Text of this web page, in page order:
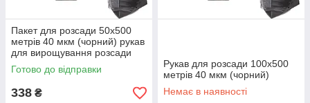
Пакет для розсади 50х500
метрів 40 мкм (чорний) рукав
для вирощування розсади
Готово до відправки
338 ₴
Рукав для розсади 100х500
метрів 40 мкм (чорний)
Немає в наявності